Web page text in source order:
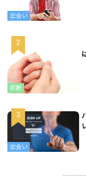
出会い
診断
出会い